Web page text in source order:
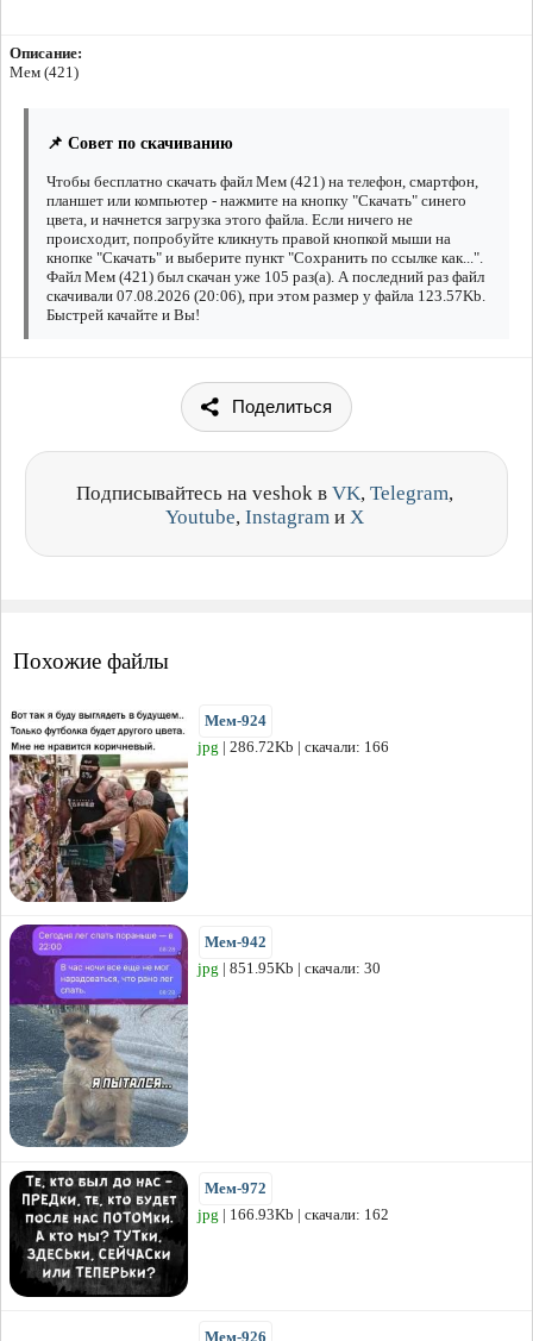
Описание:
Мем (421)
📌 Совет по скачиванию
Чтобы бесплатно скачать файл Мем (421) на телефон, смартфон,
планшет или компьютер - нажмите на кнопку "Скачать" синего
цвета, и начнется загрузка этого файла. Если ничего не
происходит, попробуйте кликнуть правой кнопкой мыши на
кнопке "Скачать" и выберите пункт "Сохранить по ссылке как...".
Файл Мем (421) был скачан уже 105 раз(а). А последний раз файл
скачивали 07.08.2026 (20:06), при этом размер у файла 123.57Kb.
Быстрей качайте и Вы!
Поделиться
Подписывайтесь на veshok в VK, Telegram,
Youtube, Instagram и X
Похожие файлы
Мем-924
jpg | 286.72Kb | скачали: 166
Мем-942
jpg | 851.95Kb | скачали: 30
Мем-972
jpg | 166.93Kb | скачали: 162
Мем-926